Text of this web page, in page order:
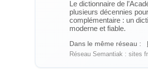
Le dictionnaire de
plusieurs décennies
complémentaire : un
moderne et fiable.
Dans le même réseau :
Réseau Semantiak : sites